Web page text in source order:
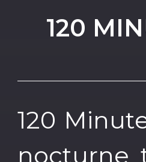
120
120
nocturne